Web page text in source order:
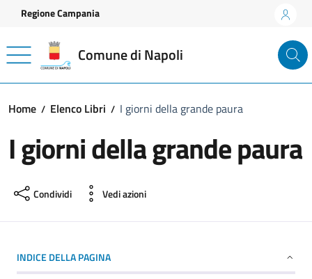
Vai ai contenuti
Vai al footer
Regione Campania
Comune di Napoli
Home Elenco Libri I giorni della grande paura
I giorni della grande paura
Condividi Vedi azioni
INDICE DELLA PAGINA